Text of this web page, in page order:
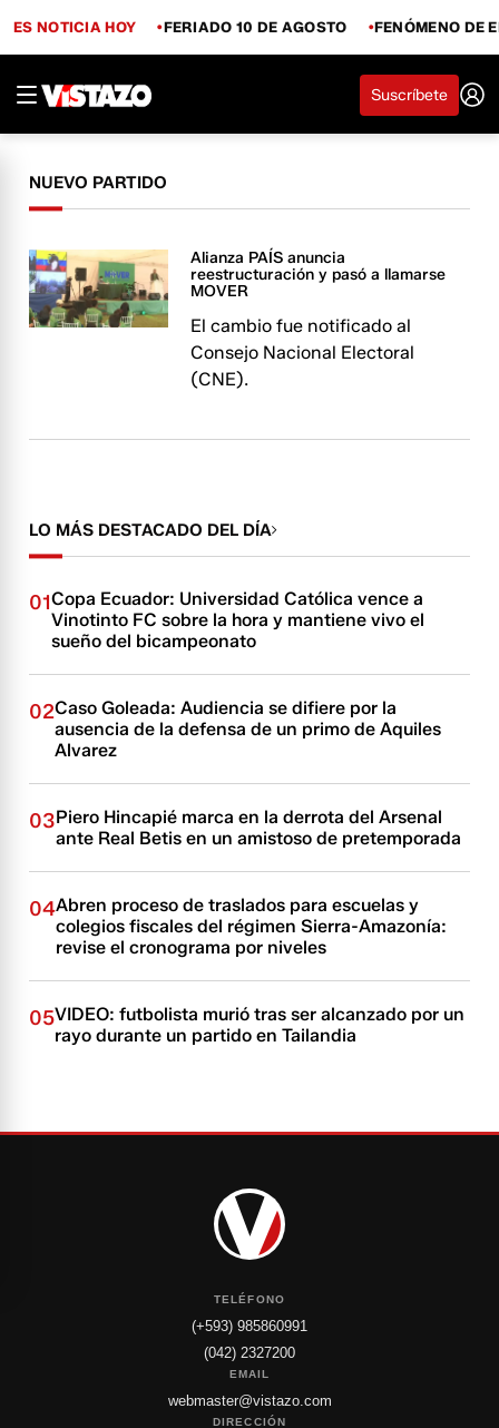
ES NOTICIA HOY FERIADO 10 DE AGOSTO FENÓMENO DE
Suscríbete
NUEVO PARTIDO
Alianza PAÍS anuncia
reestructuración y pasó a llamarse
MOVER
El cambio fue notificado al
Consejo Nacional Electoral
(CNE).
LO MÁS DESTACADO DEL DÍA
01Copa Ecuador: Universidad Católica vence a
Vinotinto FC sobre la hora y mantiene vivo el
sueño del bicampeonato
02Caso Goleada: Audiencia se difiere por la
ausencia de la defensa de un primo de Aquiles
Alvarez
03Piero Hincapié marca en la derrota del Arsenal
ante Real Betis en un amistoso de pretemporada
04Abren proceso de traslados para escuelas y
colegios fiscales del régimen Sierra-Amazonía:
revise el cronograma por niveles
05VIDEO: futbolista murió tras ser alcanzado por un
rayo durante un partido en Tailandia
TELÉFONO
(+593) 985860991
(042) 2327200
EMAIL
webmaster@vistazo.com
DIRECCIÓN